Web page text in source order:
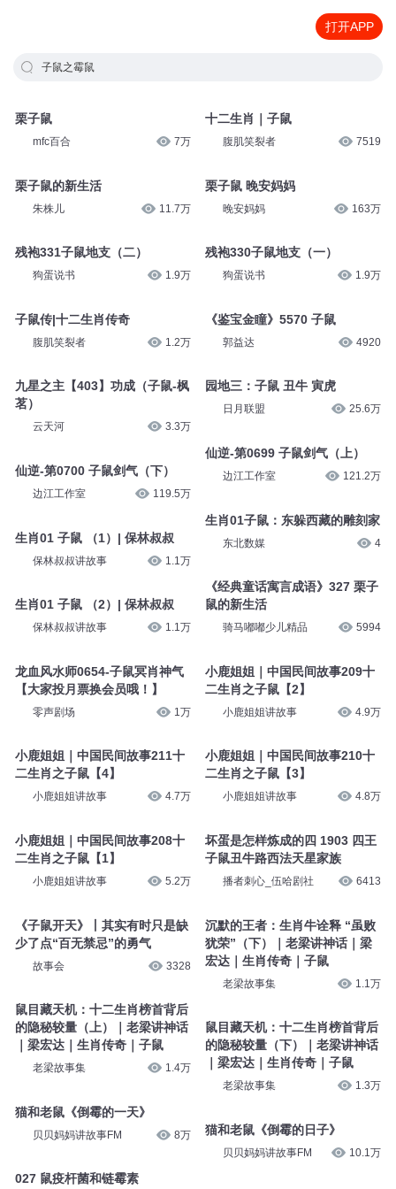
打开APP
子鼠之霉鼠
栗子鼠
mfc百合 7万
栗子鼠的新生活
朱株儿 11.7万
残袍331子鼠地支（二）
狗蛋说书 1.9万
子鼠传|十二生肖传奇
腹肌笑裂者 1.2万
九星之主【403】功成（子鼠-枫
茗）
云天河 3.3万
仙逆-第0700 子鼠剑气（下）
边江工作室 119.5万
生肖01 子鼠 （1）| 保林叔叔
保林叔叔讲故事 1.1万
生肖01 子鼠 （2）| 保林叔叔
保林叔叔讲故事 1.1万
龙血风水师0654-子鼠冥肖神气
【大家投月票换会员哦！】
零声剧场 1万
小鹿姐姐｜中国民间故事211十
二生肖之子鼠【4】
小鹿姐姐讲故事 4.7万
小鹿姐姐｜中国民间故事208十
二生肖之子鼠【1】
小鹿姐姐讲故事 5.2万
《子鼠开天》丨其实有时只是缺
少了点“百无禁忌”的勇气
故事会 3328
鼠目藏天机：十二生肖榜首背后
的隐秘较量（上）｜老梁讲神话
｜梁宏达｜生肖传奇｜子鼠
老梁故事集 1.4万
猫和老鼠《倒霉的一天》
贝贝妈妈讲故事FM 8万
027 鼠疫杆菌和链霉素
十二生肖｜子鼠
腹肌笑裂者 7519
栗子鼠 晚安妈妈
晚安妈妈 163万
残袍330子鼠地支（一）
狗蛋说书 1.9万
《鉴宝金瞳》5570 子鼠
郭益达 4920
园地三：子鼠 丑牛 寅虎
日月联盟 25.6万
仙逆-第0699 子鼠剑气（上）
边江工作室 121.2万
生肖01子鼠：东躲西藏的雕刻家
东北数媒 4
《经典童话寓言成语》327 栗子
鼠的新生活
骑马嘟嘟少儿精品 5994
小鹿姐姐｜中国民间故事209十
二生肖之子鼠【2】
小鹿姐姐讲故事 4.9万
小鹿姐姐｜中国民间故事210十
二生肖之子鼠【3】
小鹿姐姐讲故事 4.8万
坏蛋是怎样炼成的四 1903 四王
子鼠丑牛路西法天星家族
播者刺心_伍哈剧社 6413
沉默的王者：生肖牛诠释 “虽败
犹荣”（下）｜老梁讲神话｜梁
宏达｜生肖传奇｜子鼠
老梁故事集 1.1万
鼠目藏天机：十二生肖榜首背后
的隐秘较量（下）｜老梁讲神话
｜梁宏达｜生肖传奇｜子鼠
老梁故事集 1.3万
猫和老鼠《倒霉的日子》
贝贝妈妈讲故事FM 10.1万